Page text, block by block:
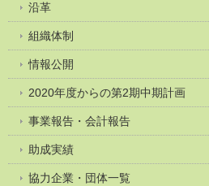
沿革
組織体制
情報公開
2020年度からの第2期中期計画
事業報告・会計報告
助成実績
協力企業・団体一覧